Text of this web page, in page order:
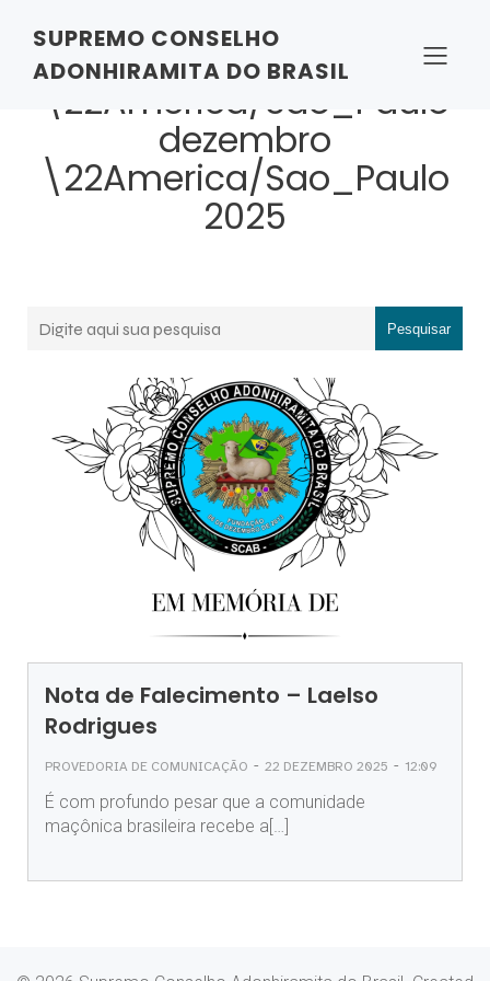
SUPREMO CONSELHO
ADONHIRAMITA DO BRASIL
Posts de 22
\22America/Sao_Paulo
dezembro
\22America/Sao_Paulo
2025
Pesquisar
Nota de Falecimento – Laelso
Rodrigues
PROVEDORIA DE COMUNICAÇÃO - 22 DEZEMBRO 2025 - 12:09
É com profundo pesar que a comunidade
maçônica brasileira recebe a[…]